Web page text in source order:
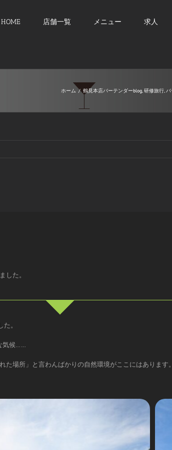
HOME 店舗一覧 メニュー 求人
ホーム / 鶴見本店バーテンダーblog,研修旅行,バ
した。
。
気候……
た場所」と言わんばかりの自然環境がここにはあります